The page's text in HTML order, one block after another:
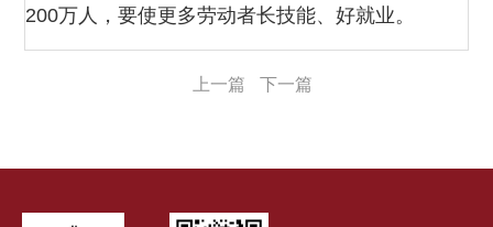
200万人，要使更多劳动者长技能、好就业。
上一篇 下一篇